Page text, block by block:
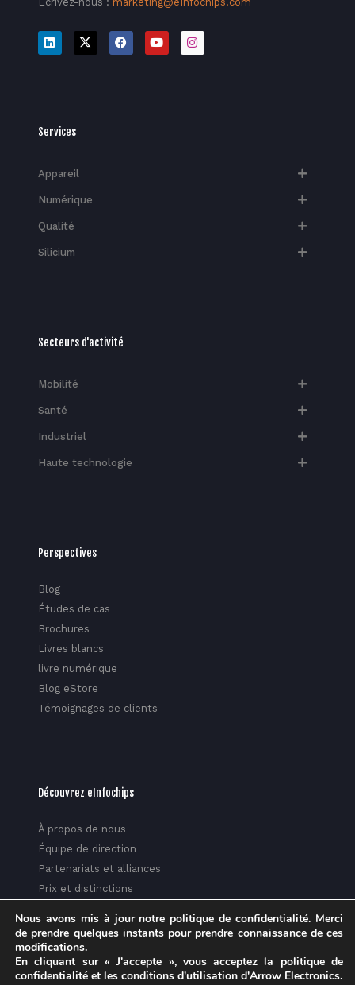
Services
Appareil
Numérique
Qualité
Silicium
Secteurs d'activité
Mobilité
Santé
Industriel
Haute technologie​
Perspectives
Blog
Études de cas
Brochures
Livres blancs
livre numérique
Blog eStore
Témoignages de clients
Découvrez eInfochips
À propos de nous
Équipe de direction
Partenariats et alliances
Prix et distinctions
Médias
Politique de confidentialité
Centre de confiance
Nous avons mis à jour notre politique de confidentialité. Merci
de prendre quelques instants pour prendre connaissance de ces
modifications.
En cliquant sur « J'accepte », vous acceptez la politique de
confidentialité et les conditions d'utilisation d'Arrow Electronics.